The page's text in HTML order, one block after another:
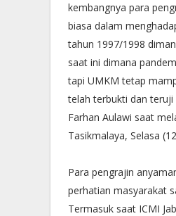
kembangnya para
biasa dalam
tahun 1997/1998
saat ini dimana
tapi UMKM tetap
telah terbukti dan teruji
Farhan Aulawi saat
Tasikmalaya, Selasa
Para pengrajin
perhatian masyarakat
Termasuk saat ICMI